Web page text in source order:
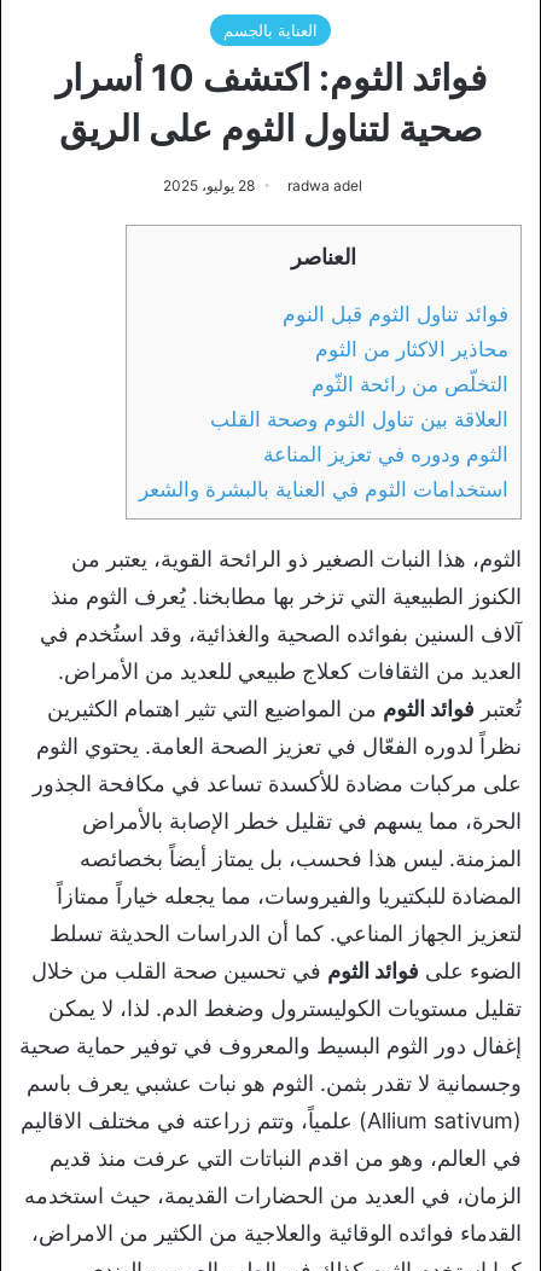
العناية بالجسم
فوائد الثوم: اكتشف 10 أسرار
صحية لتناول الثوم على الريق
radwa adel 28 يوليو، 2025
العناصر
فوائد تناول الثوم قبل النوم
محاذير الاكثار من الثوم
التخلّص من رائحة الثّوم
العلاقة بين تناول الثوم وصحة القلب
الثوم ودوره في تعزيز المناعة
استخدامات الثوم في العناية بالبشرة والشعر
الثوم، هذا النبات الصغير ذو الرائحة القوية، يعتبر من
الكنوز الطبيعية التي تزخر بها مطابخنا. يُعرف الثوم منذ
آلاف السنين بفوائده الصحية والغذائية، وقد استُخدم في
العديد من الثقافات كعلاج طبيعي للعديد من الأمراض.
تُعتبر فوائد الثوم من المواضيع التي تثير اهتمام الكثيرين
نظراً لدوره الفعّال في تعزيز الصحة العامة. يحتوي الثوم
على مركبات مضادة للأكسدة تساعد في مكافحة الجذور
الحرة، مما يسهم في تقليل خطر الإصابة بالأمراض
المزمنة. ليس هذا فحسب، بل يمتاز أيضاً بخصائصه
المضادة للبكتيريا والفيروسات، مما يجعله خياراً ممتازاً
لتعزيز الجهاز المناعي. كما أن الدراسات الحديثة تسلط
الضوء على فوائد الثوم في تحسين صحة القلب من خلال
تقليل مستويات الكوليسترول وضغط الدم. لذا، لا يمكن
إغفال دور الثوم البسيط والمعروف في توفير حماية صحية
وجسمانية لا تقدر بثمن. الثوم هو نبات عشبي يعرف باسم
(Allium sativum) علمياً، وتتم زراعته في مختلف الاقاليم
في العالم، وهو من اقدم النباتات التي عرفت منذ قديم
الزمان، في العديد من الحضارات القديمة، حيث استخدمه
القدماء فوائده الوقائية والعلاجية من الكثير من الامراض،